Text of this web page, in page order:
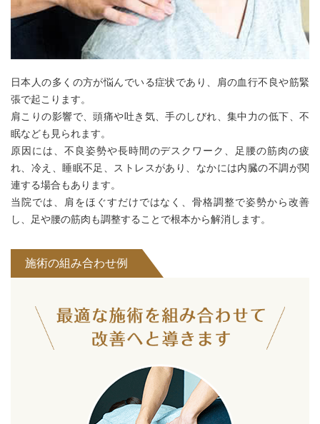
日本人の多くの方が悩んでいる症状であり、肩の血行不良や筋緊
張で起こります。
肩こりの影響で、頭痛や吐き気、手のしびれ、集中力の低下、不
眠なども見られます。
原因には、不良姿勢や長時間のデスクワーク、足腰の筋肉の疲
れ、冷え、睡眠不足、ストレスがあり、なかには内臓の不調が関
連する場合もあります。
当院では、肩をほぐすだけではなく、骨格調整で姿勢から改善
し、足や腰の筋肉も調整することで根本から解消します。
施術の組み合わせ例